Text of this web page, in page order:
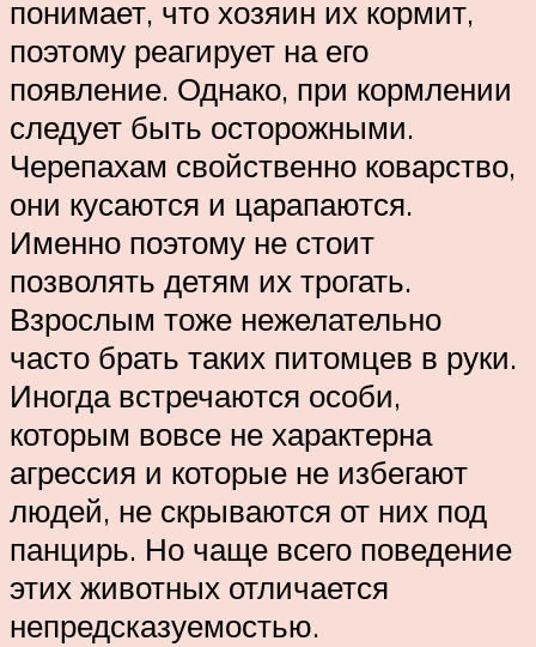
понимает, что хозяин их кормит,
поэтому реагирует на его
появление. Однако, при кормлении
следует быть осторожными.
Черепахам свойственно коварство,
они кусаются и царапаются.
Именно поэтому не стоит
позволять детям их трогать.
Взрослым тоже нежелательно
часто брать таких питомцев в руки.
Иногда встречаются особи,
которым вовсе не характерна
агрессия и которые не избегают
людей, не скрываются от них под
панцирь. Но чаще всего поведение
этих животных отличается
непредсказуемостью.